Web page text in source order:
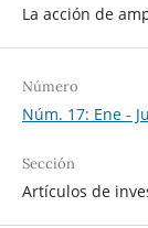
La acción de
Número
Núm. 17: Ene -
Sección
Artículos de